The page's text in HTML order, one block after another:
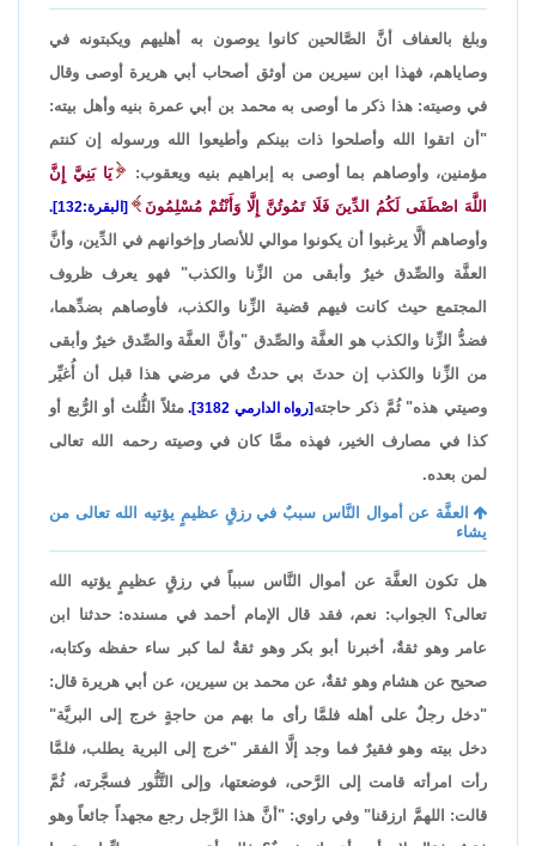
وبلغ بالعفاف أنَّ الصَّالحين كانوا يوصون به أهليهم ويكبتونه في
وصاياهم، فهذا ابن سيرين من أوثق أصحاب أبي هريرة أوصى وقال
في وصيته: هذا ذكر ما أوصى به محمد بن أبي عمرة بنيه وأهل بيته:
"أن اتقوا الله وأصلحوا ذات بينكم وأطيعوا الله ورسوله إن كنتم
مؤمنين، وأوصاهم بما أوصى به إبراهيم بنيه ويعقوب:
يَا بَنِيَّ إِنَّ
اللَّهَ اصْطَفَى لَكُمُ الدِّينَ فَلَا تَمُوتُنَّ إِلَّا وَأَنْتُمْ مُسْلِمُونَ
[البقرة:132].
وأوصاهم ألَّا يرغبوا أن يكونوا موالي للأنصار وإخوانهم في الدِّين، وأنَّ
العفَّة والصِّدق خيرٌ وأبقى من الزِّنا والكذب" فهو يعرف ظروف
المجتمع حيث كانت فيهم قضية الزِّنا والكذب، فأوصاهم بضدِّهما،
فضدُّ الزِّنا والكذب هو العفَّة والصِّدق "وأنَّ العفَّة والصِّدق خيرٌ وأبقى
من الزِّنا والكذب إن حدثَ بي حدثٌ في مرضي هذا قبل أن أُغيِّر
وصيتي هذه" ثُمَّ ذكر حاجته[رواه الدارمي 3182].
مثلاً الثُّلث أو الرُّبع أو
كذا في مصارف الخير، فهذه ممَّا كان في وصيته رحمه الله تعالى
لمن بعده.
العفَّة عن أموال النَّاس سببٌ في رزقٍ عظيمٍ يؤتيه الله تعالى من
يشاء
هل تكون العفَّة عن أموال النَّاس سبباً في رزقٍ عظيمٍ يؤتيه الله
تعالى؟ الجواب: نعم، فقد قال الإمام أحمد في مسنده: حدثنا ابن
عامر وهو ثقةٌ، أخبرنا أبو بكر وهو ثقةٌ لما كبر ساء حفظه وكتابه،
صحيح عن هشام وهو ثقةٌ، عن محمد بن سيرين، عن أبي هريرة قال:
"دخل رجلٌ على أهله فلمَّا رأى ما بهم من حاجةٍ خرج إلى البريَّة"
دخل بيته وهو فقيرٌ فما وجد إلَّا الفقر "خرج إلى البرية يطلب، فلمَّا
رأت امرأته قامت إلى الرَّحى، فوضعتها، وإلى التَّنُّور فسجَّرته، ثُمَّ
قالت: اللهمَّ ارزقنا" وفي راوي: "أنَّ هذا الرَّجل رجع مجهداً جائعاً وهو